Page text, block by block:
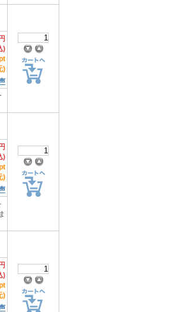
)
)
)
)
)
)